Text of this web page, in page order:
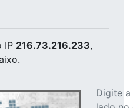
IP 216.73.216.233,
Digite